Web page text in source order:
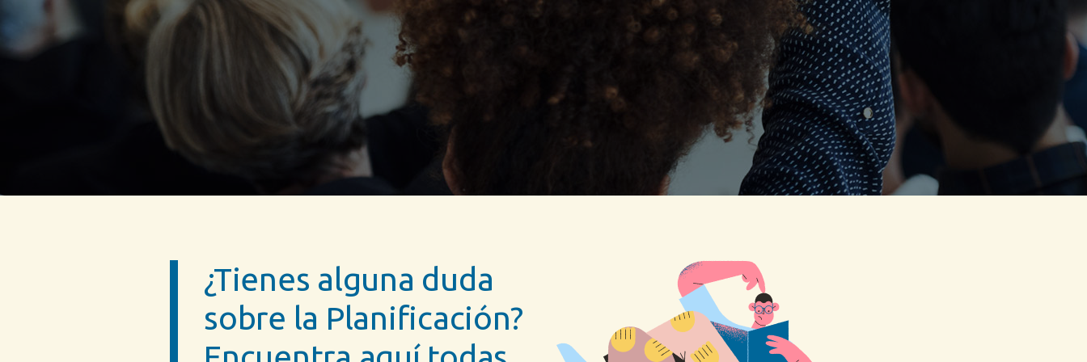
¿Tienes alguna duda
sobre la Planificación?